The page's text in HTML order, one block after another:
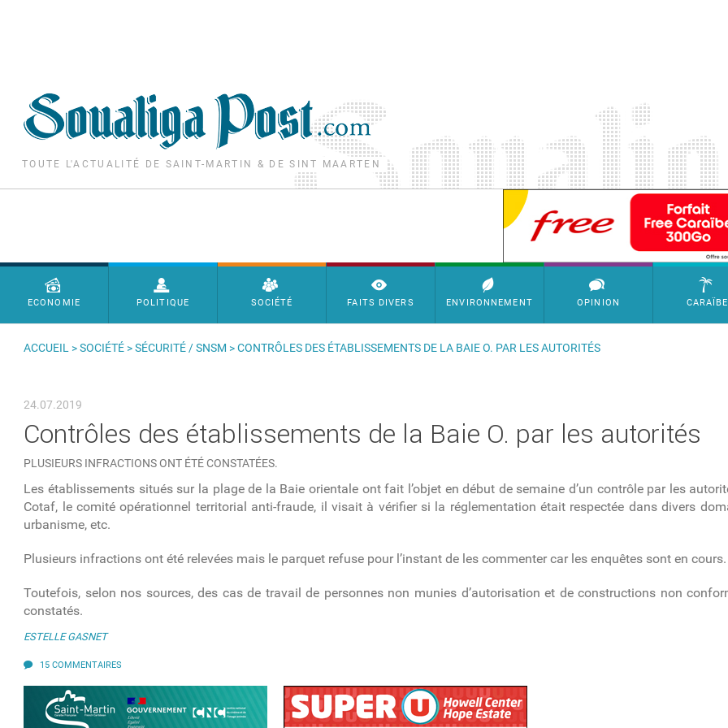
TOUTE L'ACTUALITÉ DE SAINT-MARTIN & DE SINT MAARTEN
SimpleAds Block Bannière
Menu principal
ECONOMIE POLITIQUE SOCIÉTÉ FAITS DIVERS ENVIRONNEMENT OPINION CARAÏBE
ACCUEIL >SOCIÉTÉ >SÉCURITÉ / SNSM > CONTRÔLES DES ÉTABLISSEMENTS DE LA BAIE O. PAR LES AUTORITÉS
24.07.2019
Contrôles des établissements de la Baie O. par les autorités
PLUSIEURS INFRACTIONS ONT ÉTÉ CONSTATÉES.
Les établissements situés sur la plage de la Baie orientale ont fait l’objet en début de semaine d’un contrôle par les
Cotaf, le comité opérationnel territorial anti-fraude, il visait à vérifier si la réglementation était respectée dans divers
urbanisme, etc.
Plusieurs infractions ont été relevées mais le parquet refuse pour l’instant de les commenter car les enquêtes sont en cours.
Toutefois, selon nos sources, des cas de travail de personnes non munies d’autorisation et de constructions non
constatés.
ESTELLE GASNET
15 COMMENTAIRES